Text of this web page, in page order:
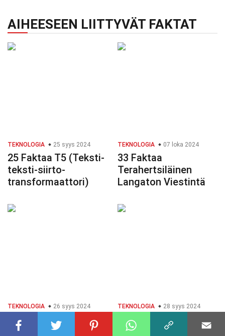
AIHEESEEN LIITTYVÄT FAKTAT
TEKNOLOGIA 25 syys 2024
25 Faktaa T5 (Teksti-
teksti-siirto-
transformaattori)
TEKNOLOGIA 07 loka 2024
33 Faktaa
Terahertsiläinen
Langaton Viestintä
TEKNOLOGIA 26 syys 2024
30 Faktaa Puettavat
Biosensorit
TEKNOLOGIA 28 syys 2024
35 Faktaa Ehdollinen
GAN